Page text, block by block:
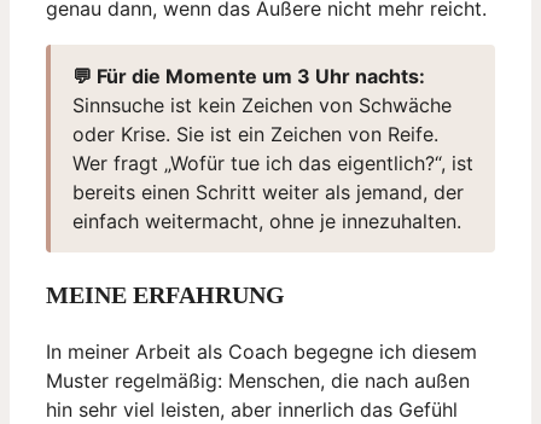
genau dann, wenn das Äußere nicht mehr reicht.
💬 Für die Momente um 3 Uhr nachts:
Sinnsuche ist kein Zeichen von Schwäche
oder Krise. Sie ist ein Zeichen von Reife.
Wer fragt „Wofür tue ich das eigentlich?“, ist
bereits einen Schritt weiter als jemand, der
einfach weitermacht, ohne je innezuhalten.
MEINE ERFAHRUNG
In meiner Arbeit als Coach begegne ich diesem
Muster regelmäßig: Menschen, die nach außen
hin sehr viel leisten, aber innerlich das Gefühl